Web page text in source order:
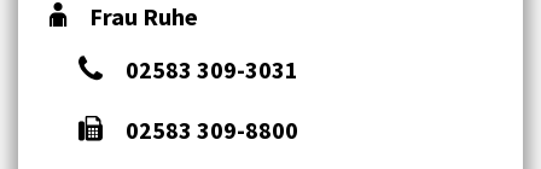
Frau Ruhe
02583 309-3031
02583 309-8800